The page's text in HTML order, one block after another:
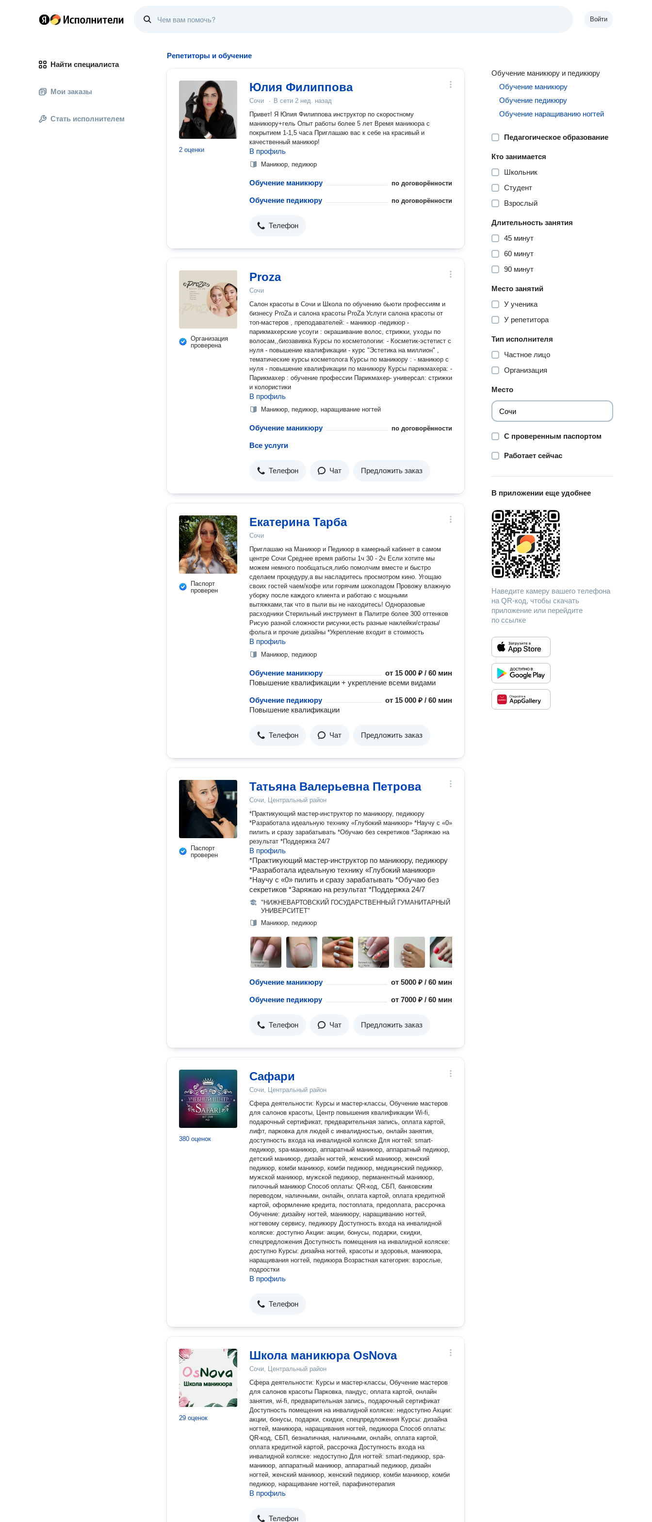
Войти
Найти специалиста
Мои заказы
Стать исполнителем
Репетиторы и обучение
2 оценки
Юлия Филиппова
Сочи · В сети 2 нед. назад
Привет! Я Юлия Филиппова инструктор по скоростному
маникюру+гель Опыт работы более 5 лет Время маникюра с
покрытием 1-1,5 часа Приглашаю вас к себе на красивый и
качественный маникюр!
В профиль
Маникюр, педикюр
Обучение маникюру по договорённости
Обучение педикюру по договорённости
Телефон
Организация
проверена
Proza
Сочи
Салон красоты в Сочи и Школа по обучению бьюти профессиям и
бизнесу ProZa и салона красоты ProZa Услуги салона красоты от
топ-мастеров , преподавателей: - маникюр -педикюр -
парикмахерские усоуги : окрашивание волос, стрижки, уходы по
волосам,,биозавивка Курсы по косметологии: - Косметик-эстетист с
нуля - повышение квалификации - курс "Эстетика на миллион" ,
тематические курсы косметолога Курсы по маникюру : - маникюр с
нуля - повышение квалификации по маникюру Курсы парикмахера: -
Парикмахер : обучение профессии Парикмахер- универсал: стрижки
и колористики
В профиль
Маникюр, педикюр, наращивание ногтей
Обучение маникюру по договорённости
Все услуги
Телефон Чат Предложить заказ
Паспорт
проверен
Екатерина Тарба
Сочи
Приглашаю на Маникюр и Педикюр в камерный кабинет в самом
центре Сочи Среднее время работы 1ч 30 - 2ч Если хотите мы
можем немного пообщаться,либо помолчим вместе и быстро
сделаем процедуру,а вы насладитесь просмотром кино. Угощаю
своих гостей чаем/кофе или горячим шоколадом Провожу влажную
уборку после каждого клиента и работаю с мощными
вытяжками,так что в пыли вы не находитесь! Одноразовые
расходники Стерильный инструмент в Палитре более 300 оттенков
Рисую разной сложности рисунки,есть разные наклейки/стразы/
фольга и прочие дизайны *Укрепление входит в стоимость
В профиль
Маникюр, педикюр
Обучение маникюру от 15 000 ₽ / 60 мин
Повышение квалификации + укрепление всеми видами
Обучение педикюру от 15 000 ₽ / 60 мин
Повышение квалификации
Телефон Чат Предложить заказ
Паспорт
проверен
Татьяна Валерьевна Петрова
Сочи, Центральный район
*Практикующий мастер-инструктор по маникюру, педикюру
*Разработала идеальную технику «Глубокий маникюр» *Научу с «0»
пилить и сразу зарабатывать *Обучаю без секретиков *Заряжаю на
результат *Поддержка 24/7
В профиль
*Практикующий мастер-инструктор по маникюру, педикюру
*Разработала идеальную технику «Глубокий маникюр»
*Научу с «0» пилить и сразу зарабатывать *Обучаю без
секретиков *Заряжаю на результат *Поддержка 24/7
"НИЖНЕВАРТОВСКИЙ ГОСУДАРСТВЕННЫЙ ГУМАНИТАРНЫЙ
УНИВЕРСИТЕТ"
Маникюр, педикюр
Обучение маникюру от5000 ₽ / 60 мин
Обучение педикюру от7000 ₽ / 60 мин
Телефон Чат Предложить заказ
380 оценок
Сафари
Сочи, Центральный район
Сфера деятельности: Курсы и мастер-классы, Обучение мастеров
для салонов красоты, Центр повышения квалификации Wi-fi,
подарочный сертификат, предварительная запись, оплата картой,
лифт, парковка для людей с инвалидностью, онлайн занятия,
доступность входа на инвалидной коляске Для ногтей: smart-
педикюр, spa-маникюр, аппаратный маникюр, аппаратный педикюр,
детский маникюр, дизайн ногтей, женский маникюр, женский
педикюр, комби маникюр, комби педикюр, медицинский педикюр,
мужской маникюр, мужской педикюр, перманентный маникюр,
пилочный маникюр Способ оплаты: QR-код, СБП, банковским
переводом, наличными, онлайн, оплата картой, оплата кредитной
картой, оформление кредита, постоплата, предоплата, рассрочка
Обучение: дизайну ногтей, маникюру, наращиванию ногтей,
ногтевому сервису, педикюру Доступность входа на инвалидной
коляске: доступно Акции: акции, бонусы, подарки, скидки,
спецпредложения Доступность помещения на инвалидной коляске:
доступно Курсы: дизайна ногтей, красоты и здоровья, маникюра,
наращивания ногтей, педикюра Возрастная категория: взрослые,
подростки
В профиль
Телефон
29 оценок
Школа маникюра OsNova
Сочи, Центральный район
Сфера деятельности: Курсы и мастер-классы, Обучение мастеров
для салонов красоты Парковка, пандус, оплата картой, онлайн
занятия, wi-fi, предварительная запись, подарочный сертификат
Доступность помещения на инвалидной коляске: недоступно Акции:
акции, бонусы, подарки, скидки, спецпредложения Курсы: дизайна
ногтей, маникюра, наращивания ногтей, педикюра Способ оплаты:
QR-код, СБП, безналичная, наличными, онлайн, оплата картой,
оплата кредитной картой, рассрочка Доступность входа на
инвалидной коляске: недоступно Для ногтей: smart-педикюр, spa-
маникюр, аппаратный маникюр, аппаратный педикюр, дизайн
ногтей, женский маникюр, женский педикюр, комби маникюр, комби
педикюр, наращивание ногтей, парафинотерапия
В профиль
Телефон
Обучение маникюру и педикюру
Обучение маникюру
Обучение педикюру
Обучение наращиванию ногтей
Педагогическое образование
Кто занимается
Школьник
Студент
Взрослый
Длительность занятия
45 минут
60 минут
90 минут
Место занятий
У ученика
У репетитора
Тип исполнителя
Частное лицо
Организация
Место
С проверенным паспортом
Работает сейчас
В приложении еще удобнее
Наведите камеру вашего телефона
на QR-код, чтобы скачать
приложение или перейдите
по ссылке